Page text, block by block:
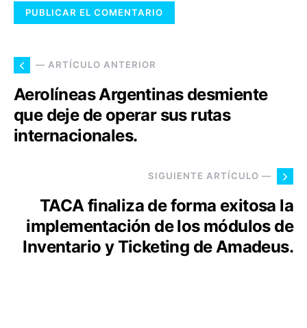
— ARTÍCULO ANTERIOR
Aerolíneas Argentinas desmiente
que deje de operar sus rutas
internacionales.
SIGUIENTE ARTÍCULO —
TACA finaliza de forma exitosa la
implementación de los módulos de
Inventario y Ticketing de Amadeus.